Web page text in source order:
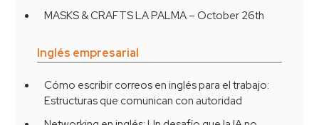
MASKS & CRAFTS LA PALMA – October 26th
Inglés empresarial
Cómo escribir correos en inglés para el trabajo:
Estructuras que comunican con autoridad